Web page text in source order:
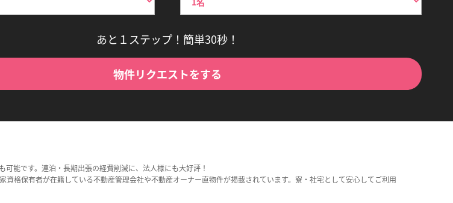
あと１ステップ！簡単30秒！
物件リクエストをする
能です。連泊・長期出張の経費削減に、法人様にも大好評！
格保有者が在籍している不動産管理会社や不動産オーナー直物件が掲載されています。寮・社宅として安心してご利用